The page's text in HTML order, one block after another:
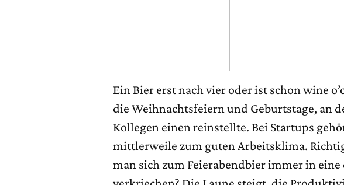
Ein Bier erst nach vier oder ist schon wine
die Weihnachtsfeiern und Geburtstage, an
Kollegen einen reinstellte. Bei Startups
mittlerweile zum guten Arbeitsklima.
man sich zum Feierabendbier immer in